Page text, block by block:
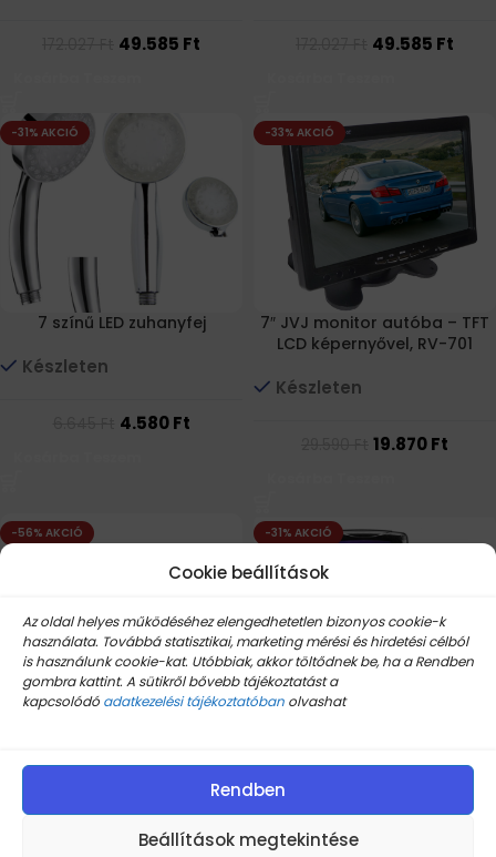
Cookie beállítások
Az oldal helyes működéséhez elengedhetetlen bizonyos cookie-k
használata. Továbbá statisztikai, marketing mérési és hirdetési célból
is használunk cookie-kat. Utóbbiak, akkor töltődnek be, ha a Rendben
gombra kattint. A sütikről bővebb tájékoztatást a
kapcsolódó adatkezelési tájékoztatóban olvashat
Rendben
Beállítások megtekintése
49.585 Ft 49.585 Ft
-31% AKCIÓ
7 színű LED zuhanyfej
Készleten
4.580Ft
-33% AKCIÓ
7″ JVJ monitor autóba – TFT
LCD képernyővel, RV-701
Készleten
19.870Ft
-56% AKCIÓ
17.290Ft
-31% AKCIÓ
tolató radar, PDC, tolatást
segítő, parkolósegéd FEHÉR
Készleten